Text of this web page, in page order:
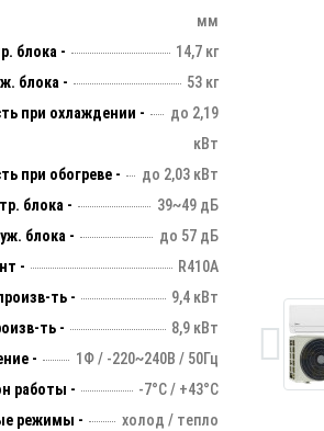
мм
блока -
14,7 кг
блока -
53 кг
при охлаждении -
до 2,19
кВт
при обогреве -
до 2,03 кВт
блока -
39~49 дБ
блока -
до 57 дБ
-
R410А
ть -
9,4 кВт
ть -
8,9 кВт
-
1Ф / -220~240В / 50Гц
работы -
-7°С / +43°С
режимы -
холод / тепло